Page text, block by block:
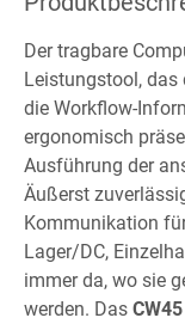
Der tragbare
Leistungstool, das
die Workflow-
ergonomisch
Ausführung der
Äußerst
Kommunikation
Lager/DC,
immer da, wo sie
werden. Das CW45